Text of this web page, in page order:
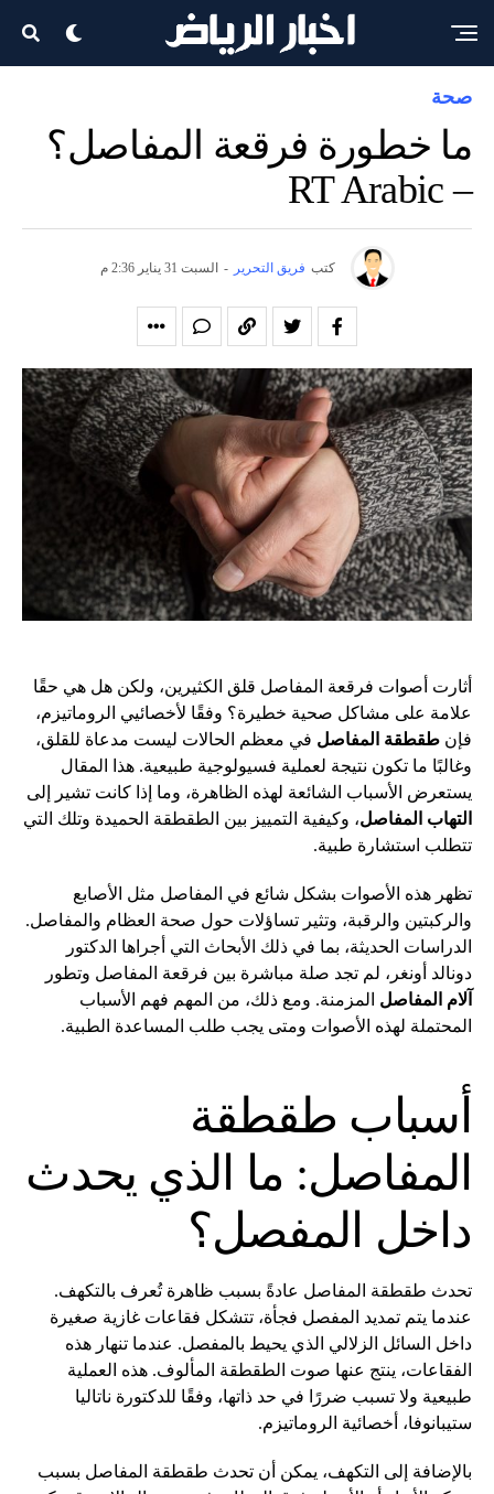
صحة
ما خطورة فرقعة المفاصل؟
– RT Arabic
كتب فريق التحرير - السبت 31 يناير 2:36 م
أثارت أصوات فرقعة المفاصل قلق الكثيرين، ولكن هل هي حقًا
علامة على مشاكل صحية خطيرة؟ وفقًا لأخصائيي الروماتيزم،
فإن طقطقة المفاصل في معظم الحالات ليست مدعاة للقلق،
وغالبًا ما تكون نتيجة لعملية فسيولوجية طبيعية. هذا المقال
يستعرض الأسباب الشائعة لهذه الظاهرة، وما إذا كانت تشير إلى
التهاب المفاصل، وكيفية التمييز بين الطقطقة الحميدة وتلك التي
تتطلب استشارة طبية.
تظهر هذه الأصوات بشكل شائع في المفاصل مثل الأصابع
والركبتين والرقبة، وتثير تساؤلات حول صحة العظام والمفاصل.
الدراسات الحديثة، بما في ذلك الأبحاث التي أجراها الدكتور
دونالد أونغر، لم تجد صلة مباشرة بين فرقعة المفاصل وتطور
آلام المفاصل المزمنة. ومع ذلك، من المهم فهم الأسباب
المحتملة لهذه الأصوات ومتى يجب طلب المساعدة الطبية.
أسباب طقطقة
المفاصل: ما الذي يحدث
داخل المفصل؟
تحدث طقطقة المفاصل عادةً بسبب ظاهرة تُعرف بالتكهف.
عندما يتم تمديد المفصل فجأة، تتشكل فقاعات غازية صغيرة
داخل السائل الزلالي الذي يحيط بالمفصل. عندما تنهار هذه
الفقاعات، ينتج عنها صوت الطقطقة المألوف. هذه العملية
طبيعية ولا تسبب ضررًا في حد ذاتها، وفقًا للدكتورة ناتاليا
ستيبانوفا، أخصائية الروماتيزم.
بالإضافة إلى التكهف، يمكن أن تحدث طقطقة المفاصل بسبب